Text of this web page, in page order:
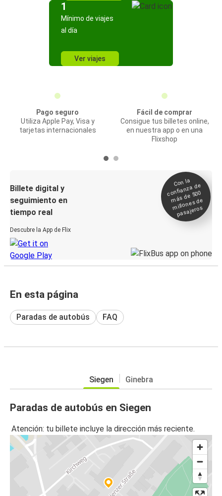
1
Mínimo de viajes
al día
Ver viajes
Pago seguro
Utiliza Apple Pay, Visa y
tarjetas internacionales
Fácil de comprar
Consigue tus billetes online,
en nuestra app o en una
Flixshop
Billete digital y
seguimiento en
tiempo real
Descubre la App de Flix
Con la
confianza de
más de 500
millones de
pasajeros
En esta página
Paradas de autobús FAQ
Siegen Ginebra
Paradas de autobús en Siegen
Atención: tu billete incluye la dirección más reciente.